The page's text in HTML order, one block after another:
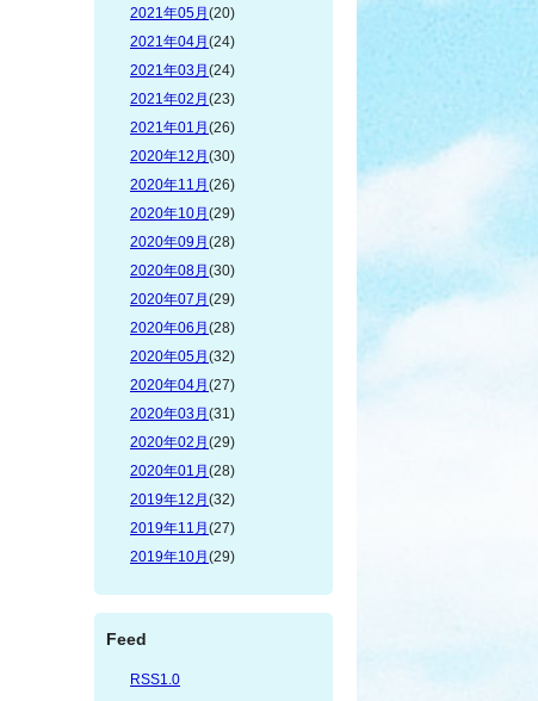
2021年05月 (20)
2021年04月 (24)
2021年03月 (24)
2021年02月 (23)
2021年01月 (26)
2020年12月 (30)
2020年11月 (26)
2020年10月 (29)
2020年09月 (28)
2020年08月 (30)
2020年07月 (29)
2020年06月 (28)
2020年05月 (32)
2020年04月 (27)
2020年03月 (31)
2020年02月 (29)
2020年01月 (28)
2019年12月 (32)
2019年11月 (27)
2019年10月 (29)
Feed
RSS1.0